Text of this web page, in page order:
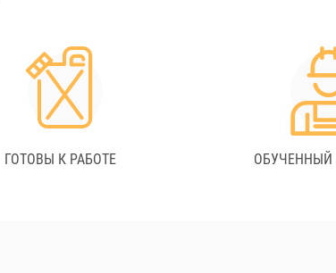
ГОТОВЫ К РАБОТЕ ОБУЧЕННЫЙ